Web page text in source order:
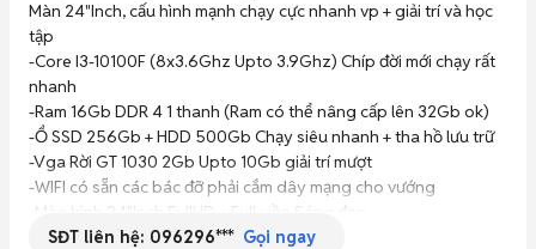
Màn 24"Inch, cấu hình mạnh chạy cực nhanh vp + giải trí và học
tập
-Core I3-10100F (8x3.6Ghz Upto 3.9Ghz) Chíp đời mới chạy rất
nhanh
-Ram 16Gb DDR 4 1 thanh (Ram có thể nâng cấp lên 32Gb ok)
-Ổ SSD 256Gb + HDD 500Gb Chạy siêu nhanh + tha hồ lưu trữ
-Vga Rời GT 1030 2Gb Upto 10Gb giải trí mượt
-WIFI có sẵn các bác đỡ phải cắm dây mạng cho vướng
-Màn hình 24"Inch FullHD + Full viền Sáng đẹp
-Phím + chuột + bàn di chuột
SĐT liên hệ: 096296*** Gọi ngay